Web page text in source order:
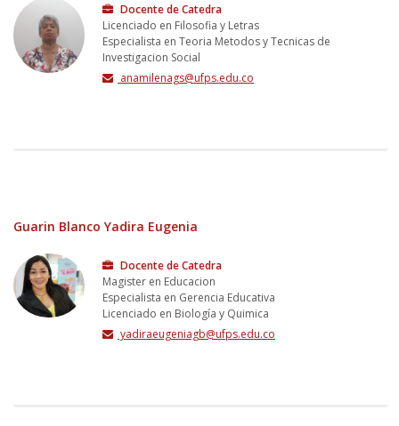
Docente de Catedra
Licenciado en Filosofia y Letras
Especialista en Teoria Metodos y Tecnicas de
Investigacion Social
anamilenags@ufps.edu.co
Guarin Blanco Yadira Eugenia
Docente de Catedra
Magister en Educacion
Especialista en Gerencia Educativa
Licenciado en Biología y Quimica
yadiraeugeniagb@ufps.edu.co